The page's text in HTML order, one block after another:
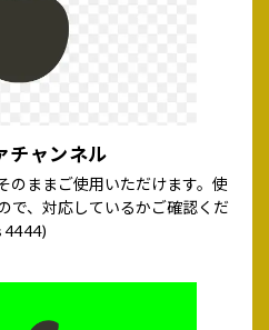
チャンネル
のままご使用いただけます。使
で、対応しているかご確認くだ
4444)